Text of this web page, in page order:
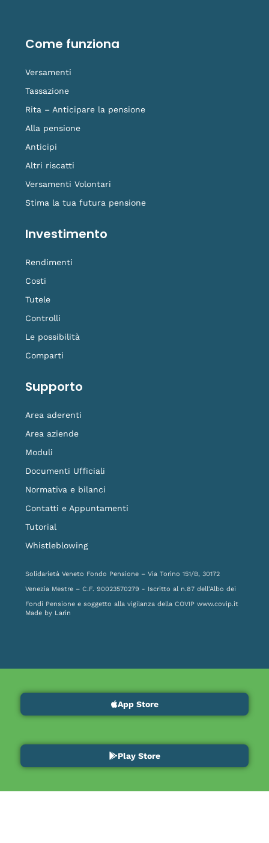
o
k
i
n
e
r
a
i
k
Come funziona
Versamenti
Tassazione
Rita – Anticipare la pensione
Alla pensione
Anticipi
Altri riscatti
Versamenti Volontari
Stima la tua futura pensione
Investimento
Rendimenti
Costi
Tutele
Controlli
Le possibilità
Comparti
Supporto
Area aderenti
Area aziende
Moduli
Documenti Ufficiali
Normativa e bilanci
Contatti e Appuntamenti
Tutorial
Whistleblowing
Solidarietà Veneto Fondo Pensione – Via Torino 151/B, 30172
Venezia Mestre – C.F. 90023570279 - Iscritto al n.87 dell'Albo dei
Fondi Pensione e soggetto alla vigilanza della COVIP www.covip.it
Made by Larin
App Store
Play Store